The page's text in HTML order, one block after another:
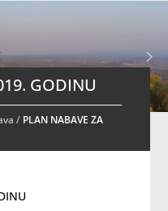
GODINU
/ PLAN NABAVE ZA